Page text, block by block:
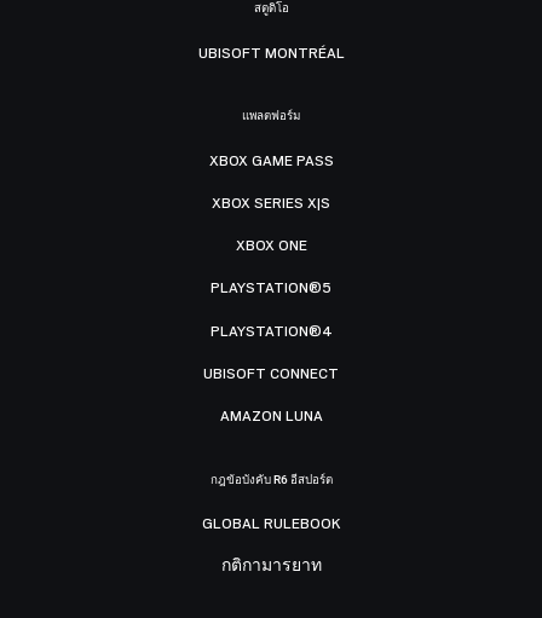
สตูดิโอ
UBISOFT MONTRÉAL
แพลตฟอร์ม
XBOX GAME PASS
XBOX SERIES X|S
XBOX ONE
PLAYSTATION®5
PLAYSTATION®4
UBISOFT CONNECT
AMAZON LUNA
กฎข้อบังคับ R6 อีสปอร์ต
GLOBAL RULEBOOK
กติกามารยาท